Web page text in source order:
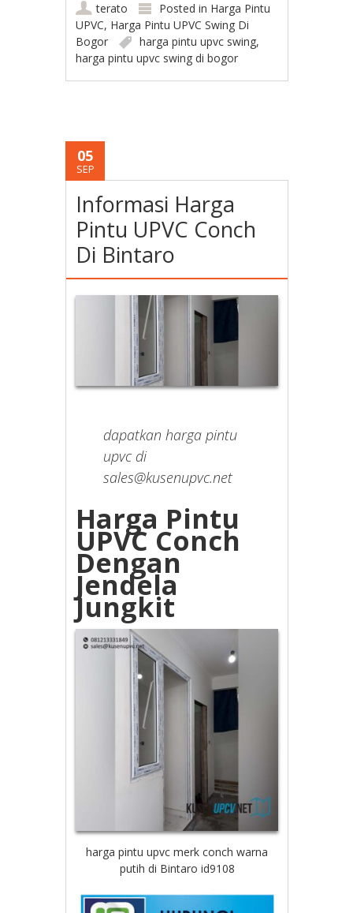
terato Posted in Harga Pintu
UPVC, Harga Pintu UPVC Swing Di
Bogor
harga pintu upvc swing,
harga pintu upvc swing di bogor
05
SEP
Informasi Harga
Pintu UPVC Conch
Di Bintaro
dapatkan harga pintu
upvc di
sales@kusenupvc.net
Harga Pintu
UPVC Conch
Dengan
Jendela
Jungkit
harga pintu upvc merk conch warna
putih di Bintaro id9108